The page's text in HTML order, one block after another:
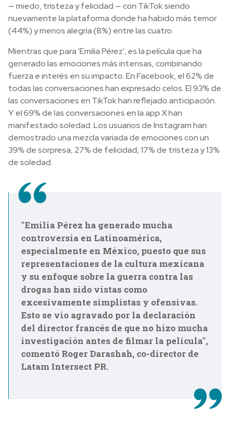
— miedo, tristeza y felicidad — con TikTok siendo
nuevamente la plataforma donde ha habido más temor
(44%) y menos alegría (8%) entre las cuatro.
Mientras que para 'Emilia Pérez', es la película que ha
generado las emociones más intensas, combinando
fuerza e interés en su impacto. En Facebook, el 62% de
todas las conversaciones han expresado celos. El 93% de
las conversaciones en TikTok han reflejado anticipación.
Y el 69% de las conversaciones en la app X han
manifestado soledad. Los usuarios de Instagram han
demostrado una mezcla variada de emociones con un
39% de sorpresa, 27% de felicidad, 17% de tristeza y 13%
de soledad.
"Emilia Pérez ha generado mucha
controversia en Latinoamérica,
especialmente en México, puesto que sus
representaciones de la cultura mexicana
y su enfoque sobre la guerra contra las
drogas han sido vistas como
excesivamente simplistas y ofensivas.
Esto se vio agravado por la declaración
del director francés de que no hizo mucha
investigación antes de filmar la película",
comentó Roger Darashah, co-director de
Latam Intersect PR.